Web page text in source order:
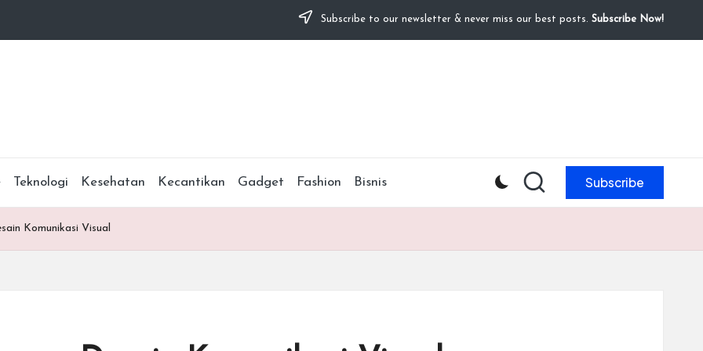
Subscribe to our newsletter & never miss our best posts. Subscribe Now!
Teknologi Kesehatan Kecantikan Gadget Fashion Bisnis Subscribe
Komunikasi Visual